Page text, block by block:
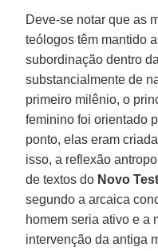
Deve-se notar que as
teólogos têm mantido
subordinação dentro
substancialmente de
primeiro milênio, o
feminino foi orientado
ponto, elas eram
isso, a reflexão
de textos do Novo
segundo a arcaica
homem seria ativo e a
intervenção da antiga